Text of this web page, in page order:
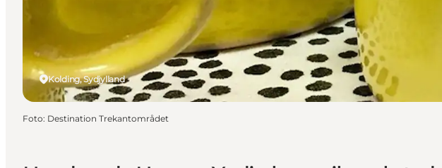
Kolding, Sydjylland
Foto: Destination Trekantområdet